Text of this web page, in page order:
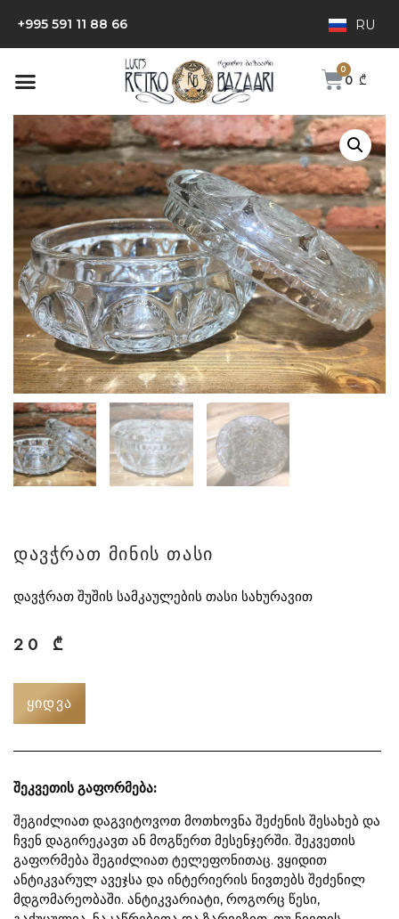
+995 591 11 88 66 RU
0 ₾
დავჭრათ მინის თასი
დავჭრათ შუშის სამკაულების თასი სახურავით
20 ₾
ᲧᲘᲓᲕᲐ
შეკვეთის გაფორმება:
შეგიძლიათ დაგვიტოვოთ მოთხოვნა შეძენის შესახებ და
ჩვენ დაგირეკავთ ან მოგწერთ მესენჯერში. შეკვეთის
გაფორმება შეგიძლიათ ტელეფონითაც. ვყიდით
ანტიკვარულ ავეჯსა და ინტერიერის ნივთებს შეძენილ
მდგომარეობაში. ანტიკვარიატი, როგორც წესი,